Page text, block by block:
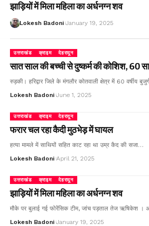
झाड़ियों में मिला महिला का अर्धनग्न शव
Lokesh Badoni January 19, 2025
उत्तराखंड क्राइम देहरादून
सात साल की बच्ची से दुष्कर्म की कोशिश, 60
रुड़की। हरिद्वार जिले के मंगलौर कोतवाली क्षेत्र में 60 वर्षीय बुजुर्ग
Lokesh Badoni June 1, 2025
उत्तराखंड क्राइम देहरादून
फरार चल रहा कैदी मुठभेड़ में घायल
हत्या मामले में साथियों सहित काट रहा था उम्र कैद की सजा…
Lokesh Badoni April 21, 2025
उत्तराखंड क्राइम देहरादून
झाड़ियों में मिला महिला का अर्धनग्न शव
मौके पर बुलाई गई फोरेंसिक टीम, जांच पड़ताल तेज ऋषिकेश ।
Lokesh Badoni January 19, 2025